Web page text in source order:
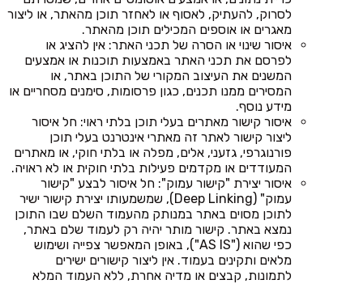
לסרוק, להעתיק, לאסוף או לאחזר תוכן מהאתר, או ליצור
מאגרים או אוספים המכילים תוכן מהאתר.
איסור שינוי או הסרה של תכני האתר: אין להציג או
לפרסם את תכני האתר באמצעות תוכנות או אמצעים
המשנים את העיצוב המקורי של התוכן באתר, או
המסירים ממנו תכנים, כגון פרסומות, סימנים מסחריים או
מידע נוסף.
איסור קישור מאתרים בעלי תוכן בלתי ראוי: חל איסור
ליצור קישור לאתר זה מאתרי אינטרנט בעלי תוכן
פורנוגרפי, גזעני, אלים, מפלה או בלתי חוקי, או מאתרים
המעודדים או מקדמים פעילות בלתי חוקית או לא ראויה.
איסור יצירת "קישור עמוק": חל איסור לבצע "קישור
עמוק" (Deep Linking), שמשמעותו יצירת קישור ישיר
לתוכן מסוים באתר במנותק מהעמוד השלם שבו התוכן
נמצא באתר. קישור מותר יהיה רק לעמוד שלם באתר,
כפי שהוא ("AS IS"), באופן המאפשר צפייה ושימוש
מלאים ותקינים בעמוד. אין ליצור קישורים ישירים
לתמונות, קבצים או מדיה אחרת, ללא העמוד המלא